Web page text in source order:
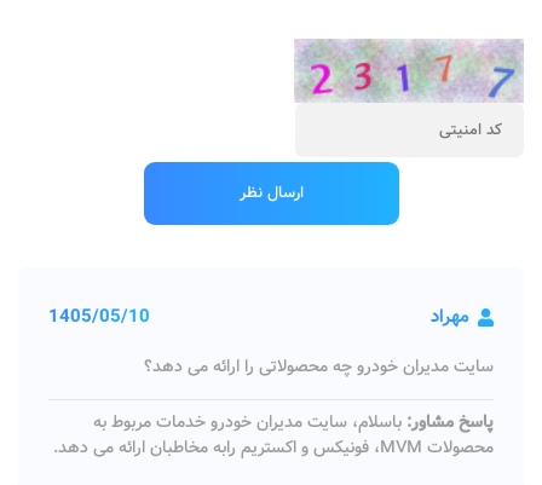
مهراد 1405/05/10
سایت مدیران خودرو چه محصولاتی را ارائه می دهد؟
پاسخ مشاور: باسلام، سایت مدیران خودرو خدمات مربوط به
محصولات MVM، فونیکس و اکستریم رابه مخاطبان ارائه می دهد.